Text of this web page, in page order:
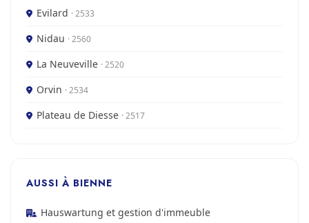
Evilard · 2533
Nidau · 2560
La Neuveville · 2520
Orvin · 2534
Plateau de Diesse · 2517
AUSSI À BIENNE
Hauswartung et gestion d'immeuble